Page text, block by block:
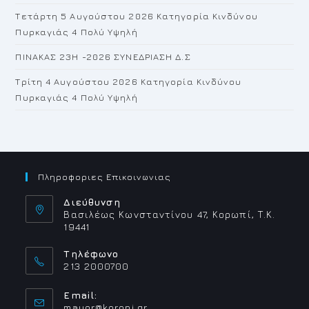
Τετάρτη 5 Αυγούστου 2026 Κατηγορία Κινδύνου
Πυρκαγιάς 4 Πολύ Υψηλή
ΠΙΝΑΚΑΣ 23H -2026 ΣΥΝΕΔΡΙΑΣΗ Δ.Σ
Τρίτη 4 Αυγούστου 2026 Κατηγορία Κινδύνου
Πυρκαγιάς 4 Πολύ Υψηλή
Πληροφοριες Επικοινωνιας
Διεύθυνση
Βασιλέως Κωνσταντίνου 47, Κορωπί, Τ.Κ.
19441
Τηλέφωνο
213 2000700
Email:
Opens